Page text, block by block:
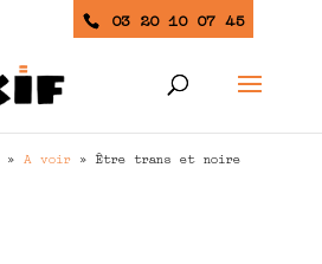
03 20 10 07 45
» A voir» Être trans et noire